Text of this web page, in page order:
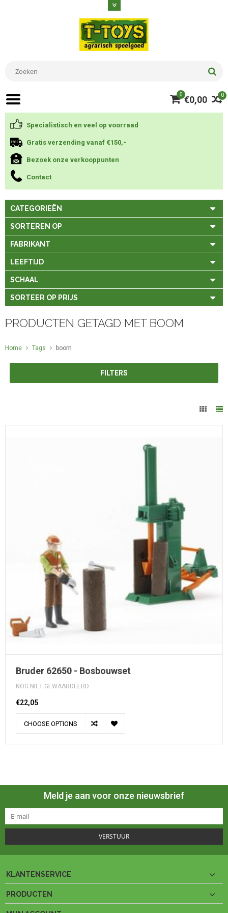
0
0 €0,00
Specialistisch en veel op voorraad
Gratis verzending vanaf €150,-
Bezoek onze verkooppunten
Contact
CATEGORIEËN
SORTEREN OP
FABRIKANT
LEEFTIJD
SCHAAL
SORTEER OP PRIJS
PRODUCTEN GETAGD MET BOOM
Home Tags boom
FILTERS
Bruder 62650 - Bosbouwset
NOG NIET GEWAARDEERD
€22,05
CHOOSE OPTIONS
Meld je aan voor onze nieuwsbrief
VERSTUUR
KLANTENSERVICE
PRODUCTEN